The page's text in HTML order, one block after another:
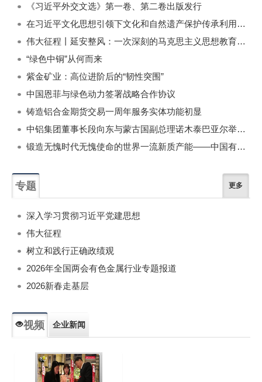
《习近平外交文选》第一卷、第二卷出版发行
在习近平文化思想引领下文化和自然遗产保护传承利用工作开创新局面
伟大征程丨延安整风：一次深刻的马克思主义思想教育运动
“绿色中铜”从何而来
紫金矿业：高位进阶后的“韧性突围”
中国恩菲与绿色动力签署战略合作协议
铸造铝合金期货交易一周年服务实体功能初显
中铝集团董事长段向东与蒙古国副总理诺木泰巴亚尔举行会谈
锻造无愧时代无愧使命的世界一流新质产能——中国有色金属工业的战略应对与破局之道（二）
专题 更多
深入学习贯彻习近平党建思想
伟大征程
树立和践行正确政绩观
2026年全国两会有色金属行业专题报道
2026新春走基层
视频 企业新闻